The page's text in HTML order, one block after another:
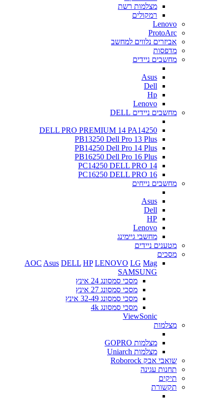
מצלמות רשת
רמקולים
Lenovo
ProtoArc
אביזרים נלווים למחשב
מדפסות
מחשבים ניידים
Asus
Dell
Hp
Lenovo
מחשבים ניידים DELL
DELL PRO PREMIUM 14 PA14250
PB13250 Dell Pro 13 Plus
PB14250 Dell Pro 14 Plus
PB16250 Dell Pro 16 Plus
PC14250 DELL PRO 14
PC16250 DELL PRO 16
מחשבים נייחים
Asus
Dell
HP
Lenovo
מחשבי גיימינג
מטענים ניידים
מסכים
AOC Asus DELL HP LENOVO LG Mag
SAMSUNG
מסכי סמסונג 24 אינץ
מסכי סמסונג 27 אינץ
מסכי סמסונג 32-49 אינץ
מסכי סמסונג 4k
ViewSonic
מצלמות
מצלמות GOPRO
מצלמות Uniarch
שואבי אבק Roborock
תחנות עגינה
תיקים
תקשורת